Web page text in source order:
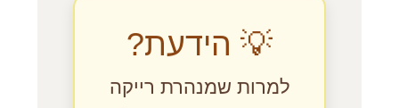
💡 הידעת?
למרות שמנהרת רייקה